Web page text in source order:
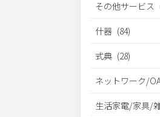
その他サービス
什器 (84)
式典 (28)
ネットワーク/
生活家電/家具/